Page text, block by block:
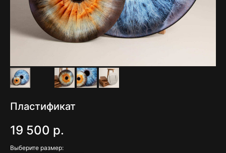
Пластификат
19 500 р.
Выберите размер: